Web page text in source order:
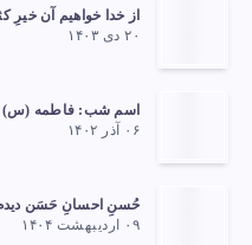
از خدا خواهیم آن
۲۰ دی ۱۴۰۳
اسم شب: فاطمه (س)
۰۶ آذر ۱۴۰۲
حُسنِ احسانِ حَسَن
۰۹ اردیبهشت ۱۴۰۴